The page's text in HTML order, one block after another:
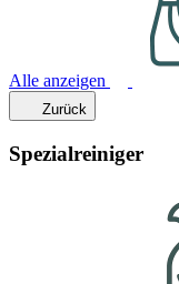
Alle anzeigen
Zurück
Spezialreiniger